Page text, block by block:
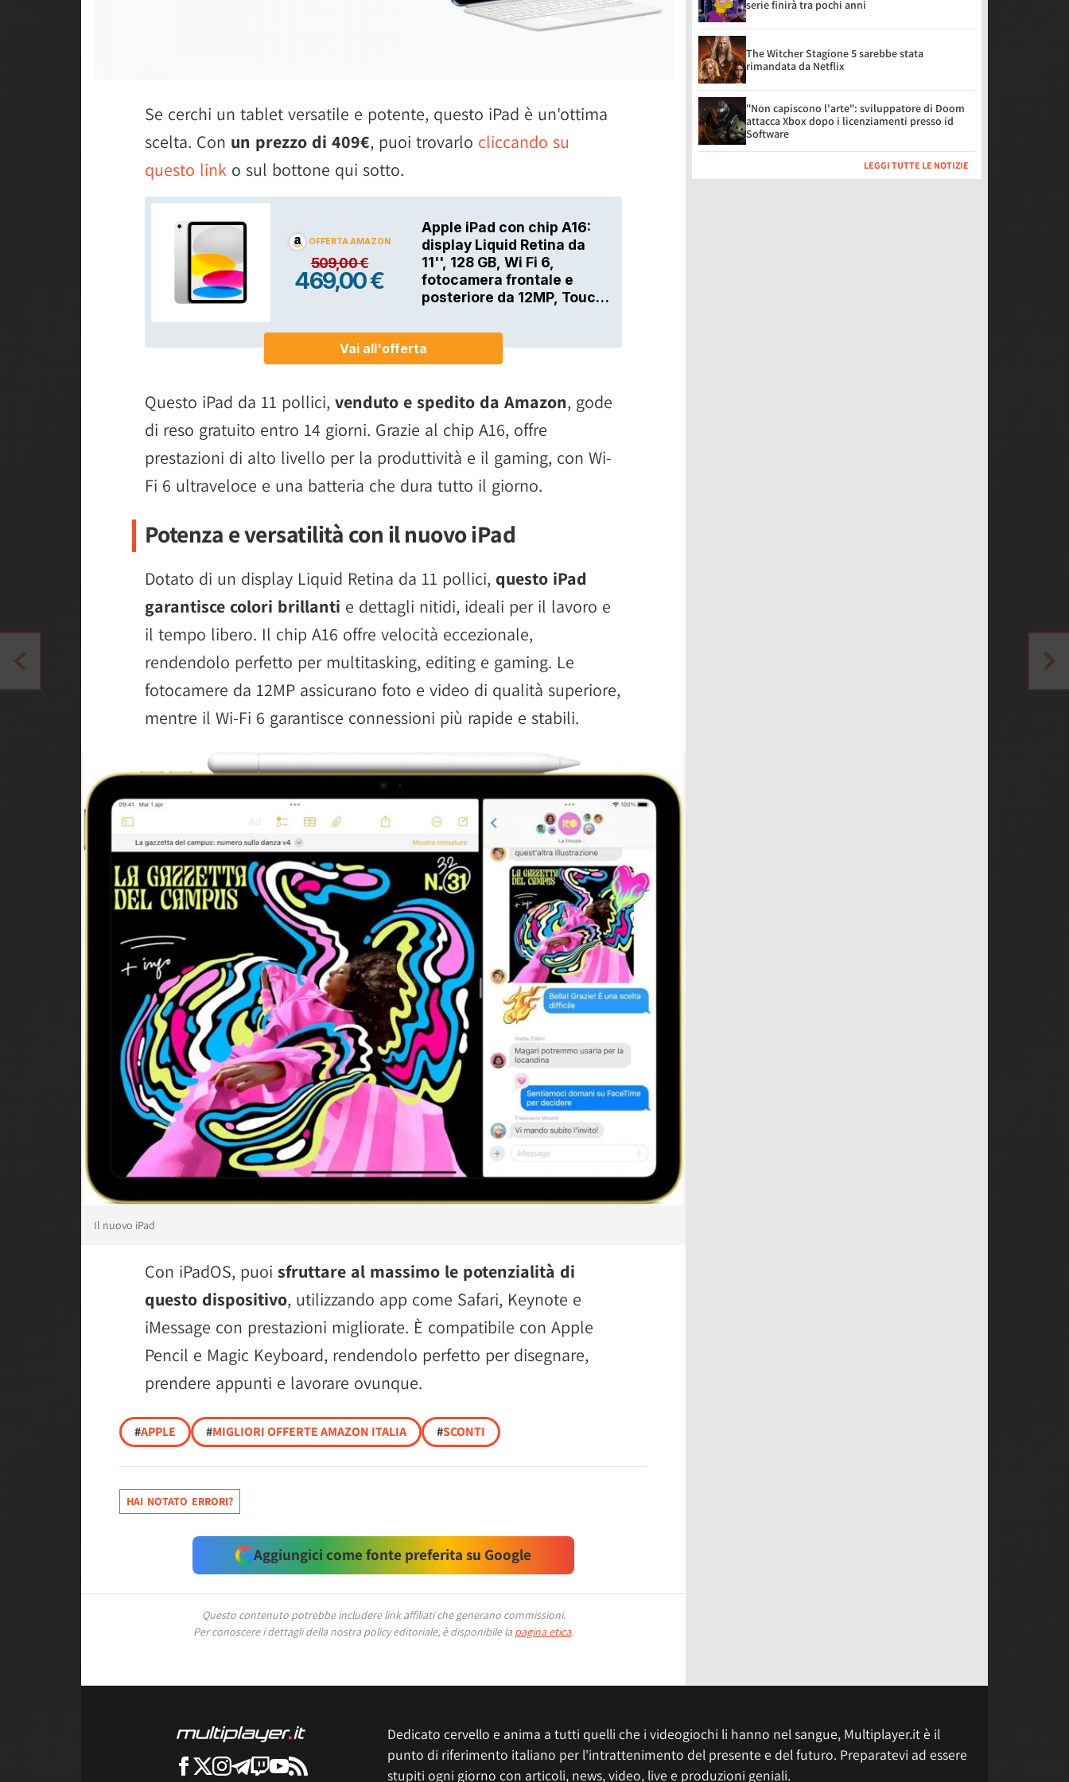
Se cerchi un tablet versatile e potente, questo iPad è un'ottima
scelta. Con un prezzo di 409€, puoi trovarlo cliccando su
questo link o sul bottone qui sotto.
Questo iPad da 11 pollici, venduto e spedito da Amazon, gode
di reso gratuito entro 14 giorni. Grazie al chip A16, offre
prestazioni di alto livello per la produttività e il gaming, con Wi-
Fi 6 ultraveloce e una batteria che dura tutto il giorno.
Potenza e versatilità con il nuovo iPad
Dotato di un display Liquid Retina da 11 pollici, questo iPad
garantisce colori brillanti e dettagli nitidi, ideali per il lavoro e
il tempo libero. Il chip A16 offre velocità eccezionale,
rendendolo perfetto per multitasking, editing e gaming. Le
fotocamere da 12MP assicurano foto e video di qualità superiore,
mentre il Wi-Fi 6 garantisce connessioni più rapide e stabili.
Il nuovo iPad
Con iPadOS, puoi sfruttare al massimo le potenzialità di
questo dispositivo, utilizzando app come Safari, Keynote e
iMessage con prestazioni migliorate. È compatibile con Apple
Pencil e Magic Keyboard, rendendolo perfetto per disegnare,
prendere appunti e lavorare ovunque.
#APPLE #MIGLIORI OFFERTE AMAZON ITALIA #SCONTI
HAI NOTATO ERRORI?
Aggiungici come fonte preferita su Google
Questo contenuto potrebbe includere link affiliati che generano commissioni.
Per conoscere i dettagli della nostra policy editoriale, è disponibile la pagina etica.
serie finirà tra pochi anni
The Witcher Stagione 5 sarebbe stata
rimandata da Netflix
"Non capiscono l'arte": sviluppatore di Doom
attacca Xbox dopo i licenziamenti presso id
Software
LEGGI TUTTE LE NOTIZIE
Dedicato cervello e anima a tutti quelli che i videogiochi li hanno nel sangue, Multiplayer.it è il
punto di riferimento italiano per l'intrattenimento del presente e del futuro. Preparatevi ad essere
stupiti ogni giorno con articoli, news, video, live e produzioni geniali.